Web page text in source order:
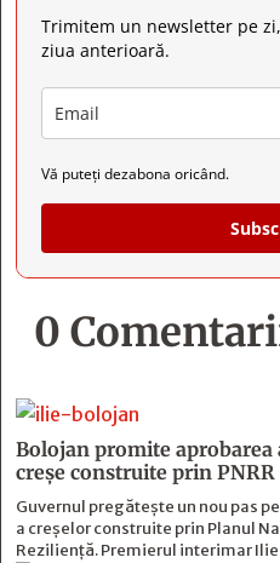
Trimitem un newsletter pe
ziua anterioară.
Vă puteți dezabona oricând.
0
Bolojan promite
creșe construite prin PNRR
Guvernul pregătește un nou pas
a creșelor construite prin Planul
Reziliență. Premierul interimar